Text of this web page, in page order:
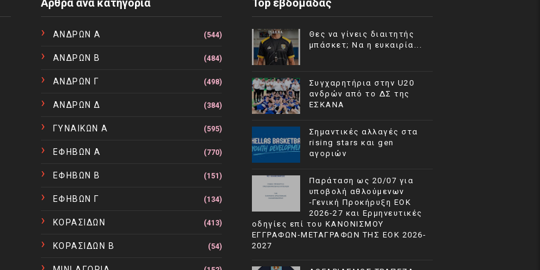
Άρθρα ανα κατηγορία
ΑΝΔΡΩΝ Α (544)
ΑΝΔΡΩΝ Β (484)
ΑΝΔΡΩΝ Γ (498)
ΑΝΔΡΩΝ Δ (384)
ΓΥΝΑΙΚΩΝ Α (595)
ΕΦΗΒΩΝ Α (770)
ΕΦΗΒΩΝ Β (151)
ΕΦΗΒΩΝ Γ (134)
ΚΟΡΑΣΙΔΩΝ (413)
ΚΟΡΑΣΙΔΩΝ Β (54)
Top εβδομάδας
Θες να γίνεις διαιτητής
μπάσκετ; Να η ευκαιρία...
Συγχαρητήρια στην U20
ανδρών από το ΔΣ της
ΕΣΚΑΝΑ
Σημαντικές αλλαγές στα
rising stars και gen
αγοριών
Παράταση ως 20/07 για
υποβολή αθλούμενων
-Γενική Προκήρυξη ΕΟΚ
2026-27 και Ερμηνευτικές
οδηγίες επί του ΚΑΝΟΝΙΣΜΟΥ
ΕΓΓΡΑΦΩΝ-ΜΕΤΑΓΡΑΦΩΝ ΤΗΣ ΕΟΚ 2026-
2027